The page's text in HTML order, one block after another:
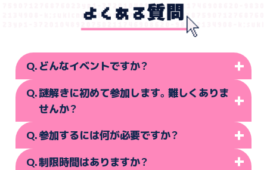
どんなイベントですか？
このイベントは、秋葉原駅周辺を探索しながら謎を解き進めて
いき、次の目的地を探していく体験型ゲームイベントです。
謎解きに初めて参加します。難しくありま
せんか？
時にはひらめきが必要になるかもしれませんが、最後まで謎解
きをお楽しみいただく為にヒントを用意しております。初めて
の方でも安心してご参加ください。
参加するには何が必要ですか？
配布場所で「謎解きキット」をお受け取りください。次に、ストー
制限時間はありますか？